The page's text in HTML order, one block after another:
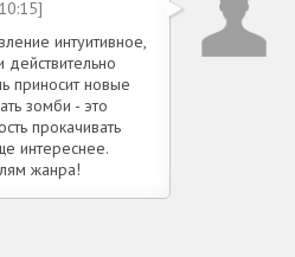
интуитивное,
действительно
приносит новые
зомби - это
прокачивать
интереснее.
жанра!